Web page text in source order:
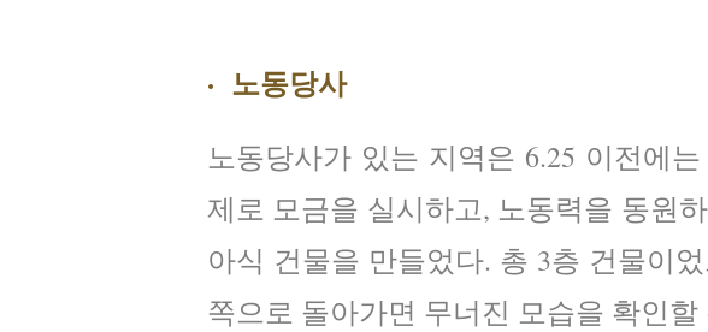
· 노동당사
노동당사가 있는 지역은 6.25 이전에
제로 모금을 실시하고, 노동력을 동원
아식 건물을 만들었다. 총 3층 건물이
쪽으로 돌아가면 무너진 모습을 확인할